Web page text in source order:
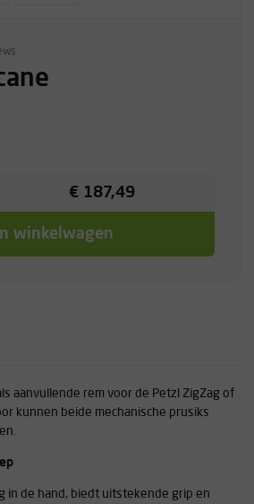
€ 187,49
In winkelwagen
aanvullende rem voor de Petzl ZigZag of
kunnen beide mechanische prusiks
in de hand, biedt uitstekende grip en